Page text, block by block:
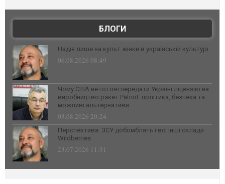
БЛОГИ
Надія лише на культ жінки в українській культурі
06.08.2026 08:49
Чому США не готові передати Україні ліцензію на
виробництво ракет Patriot: політика, безпека та
можливі альтернативи
03.08.2026 20:24
Перспектива: ЗСУ добомблять і всі інші склади
Wildberries
23.07.2026 11:31